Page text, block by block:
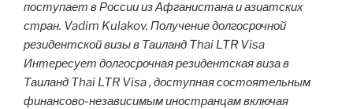
поступает в России из Афганистана и азиатских
стран. Vadim Kulakov. Получение долгосрочной
резидентской визы в Таиланд Thai LTR Visa
Интересует долгосрочная резидентская виза в
Таиланд Thai LTR Visa , доступная состоятельным
финансово-независимым иностранцам включая